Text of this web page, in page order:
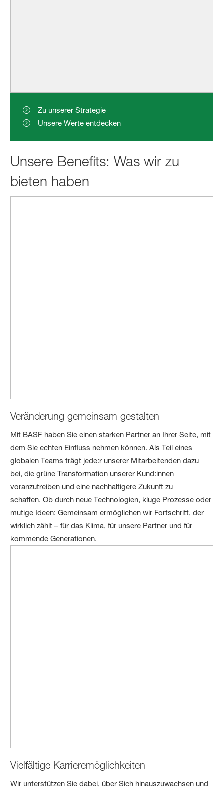
Zu unserer Strategie
Unsere Werte entdecken
Unsere Benefits: Was wir zu
bieten haben
Veränderung gemeinsam gestalten
Mit BASF haben Sie einen starken Partner an Ihrer Seite, mit
dem Sie echten Einfluss nehmen können. Als Teil eines
globalen Teams trägt jede:r unserer Mitarbeitenden dazu
bei, die grüne Transformation unserer Kund:innen
voranzutreiben und eine nachhaltigere Zukunft zu
schaffen. Ob durch neue Technologien, kluge Prozesse oder
mutige Ideen: Gemeinsam ermöglichen wir Fortschritt, der
wirklich zählt – für das Klima, für unsere Partner und für
kommende Generationen.
Vielfältige Karrieremöglichkeiten
Wir unterstützen Sie dabei, über Sich hinauszuwachsen und